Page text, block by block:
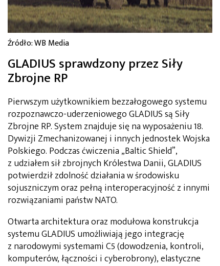
Źródło: WB Media
GLADIUS sprawdzony przez Siły
Zbrojne RP
Pierwszym użytkownikiem bezzałogowego systemu
rozpoznawczo-uderzeniowego GLADIUS są Siły
Zbrojne RP. System znajduje się na wyposażeniu 18.
Dywizji Zmechanizowanej i innych jednostek Wojska
Polskiego. Podczas ćwiczenia „Baltic Shield”,
z udziałem sił zbrojnych Królestwa Danii, GLADIUS
potwierdził zdolność działania w środowisku
sojuszniczym oraz pełną interoperacyjność z innymi
rozwiązaniami państw NATO.
Otwarta architektura oraz modułowa konstrukcja
systemu GLADIUS umożliwiają jego integrację
z narodowymi systemami C5 (dowodzenia, kontroli,
komputerów, łączności i cyberobrony), elastyczne